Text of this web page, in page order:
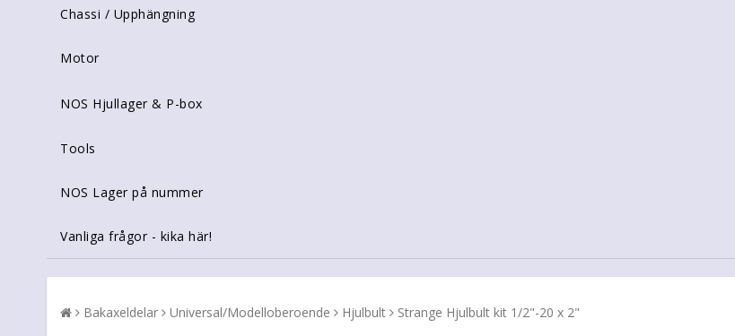
Chassi / Upphängning
Motor
NOS Hjullager & P-box
Tools
NOS Lager på nummer
Vanliga frågor - kika här!
Bakaxeldelar Universal/Modelloberoende Hjulbult Strange Hjulbult kit 1/2"-20 x 2"